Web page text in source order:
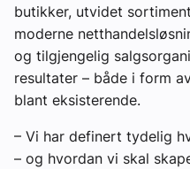
butikker, utvidet
moderne
og tilgjengelig
resultater – både i form
blant eksisterende.
– Vi har definert tydelig
– og hvordan vi skal